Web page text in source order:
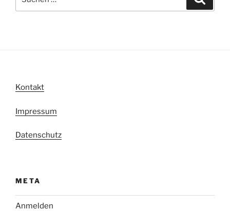
nach:
Kontakt
Impressum
Datenschutz
META
Anmelden